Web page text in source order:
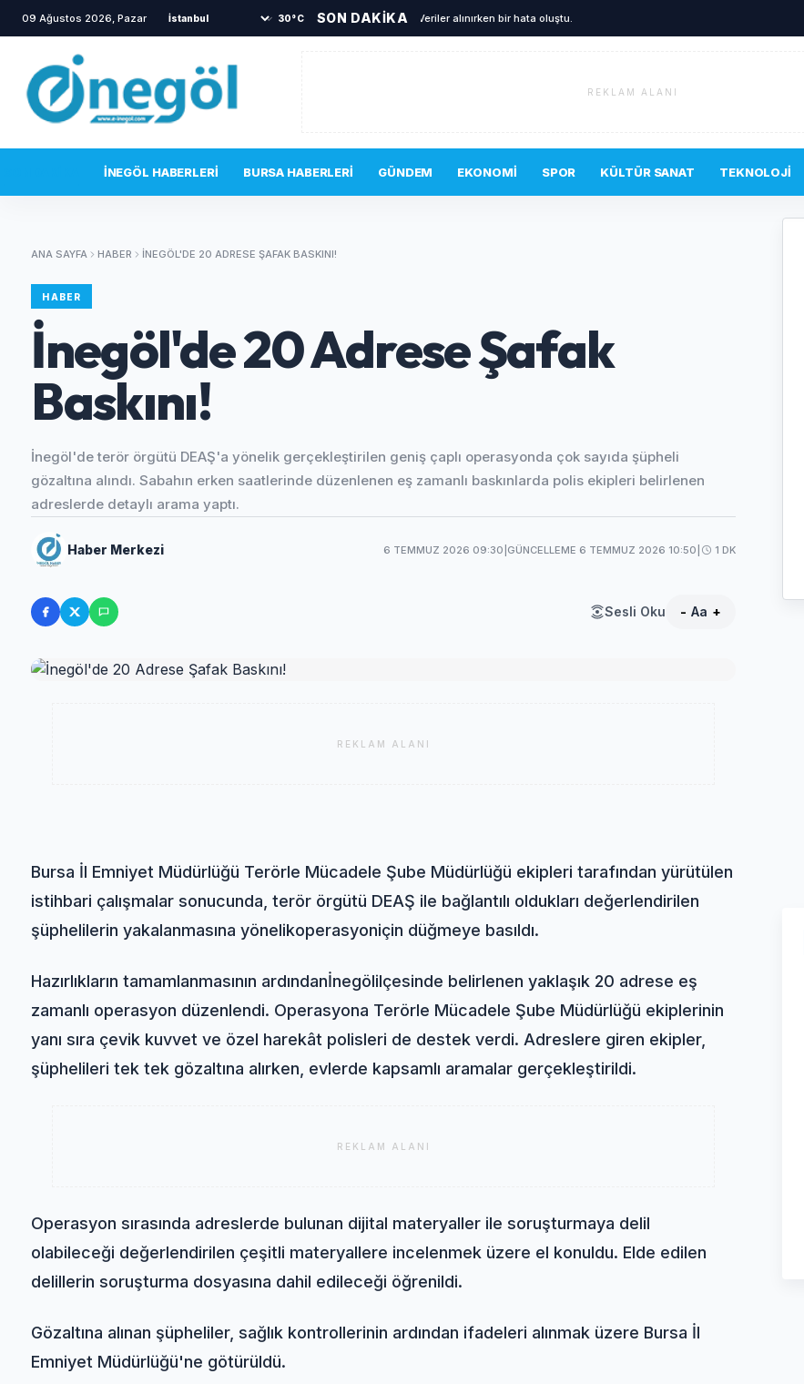
09 Ağustos 2026, Pazar 30°C SON DAKİKA Veriler alınırken bir hata oluştu.
REKLAM ALANI
İNEGÖL HABERLERI BURSA HABERLERI GÜNDEM EKONOMI SPOR KÜLTÜR SANAT TEKNOLOJI
ANA SAYFA HABER İNEGÖL'DE 20 ADRESE ŞAFAK BASKINI!
HABER
İnegöl'de 20 Adrese Şafak
Baskını!
İnegöl'de terör örgütü DEAŞ'a yönelik gerçekleştirilen geniş çaplı operasyonda çok sayıda şüpheli
gözaltına alındı. Sabahın erken saatlerinde düzenlenen eş zamanlı baskınlarda polis ekipleri belirlenen
adreslerde detaylı arama yaptı.
Haber Merkezi 6 TEMMUZ 2026 09:30 GÜNCELLEME 6 TEMMUZ 2026 10:50 1 DK
Sesli Oku - Aa +
REKLAM ALANI
Bursa İl Emniyet Müdürlüğü Terörle Mücadele Şube Müdürlüğü ekipleri tarafından yürütülen
istihbari çalışmalar sonucunda, terör örgütü DEAŞ ile bağlantılı oldukları değerlendirilen
şüphelilerin yakalanmasına yönelikoperasyoniçin düğmeye basıldı.
Hazırlıkların tamamlanmasının ardındanİnegölilçesinde belirlenen yaklaşık 20 adrese eş
zamanlı operasyon düzenlendi. Operasyona Terörle Mücadele Şube Müdürlüğü ekiplerinin
yanı sıra çevik kuvvet ve özel harekât polisleri de destek verdi. Adreslere giren ekipler,
şüphelileri tek tek gözaltına alırken, evlerde kapsamlı aramalar gerçekleştirildi.
REKLAM ALANI
Operasyon sırasında adreslerde bulunan dijital materyaller ile soruşturmaya delil
olabileceği değerlendirilen çeşitli materyallere incelenmek üzere el konuldu. Elde edilen
delillerin soruşturma dosyasına dahil edileceği öğrenildi.
Gözaltına alınan şüpheliler, sağlık kontrollerinin ardından ifadeleri alınmak üzere Bursa İl
Emniyet Müdürlüğü'ne götürüldü.